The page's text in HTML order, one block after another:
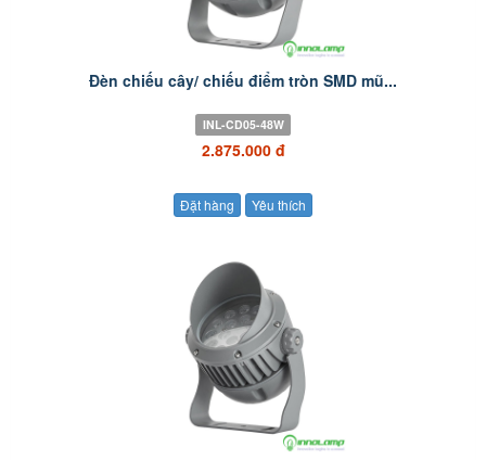
Đèn chiếu cây/ chiếu điểm tròn SMD mũ...
INL-CD05-48W
2.875.000 đ
Đặt hàng Yêu thích